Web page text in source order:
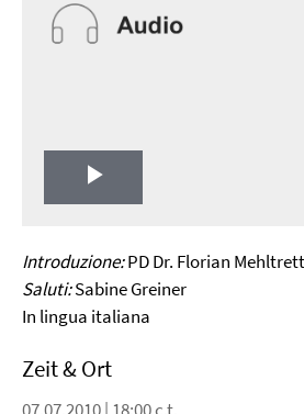
Play
Video
Introduzione:PD Dr. Florian
Saluti:Sabine Greiner
In lingua italiana
Zeit & Ort